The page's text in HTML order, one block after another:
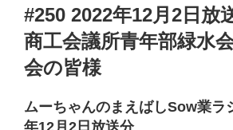
稿
日:
#250 2022年12月2日
商工会議所青年部緑水
会の皆様
ムーちゃんのまえばしSow業